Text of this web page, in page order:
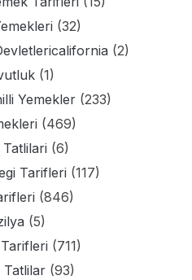
(32)
(2)
(1)
Yemekler (233)
(469)
(6)
Tarifleri (117)
(846)
(5)
(711)
Tatlilar(93)